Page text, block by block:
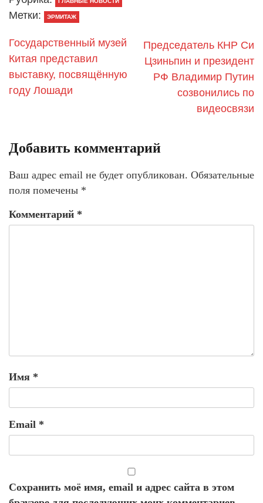
Метки: ЭРМИТАЖ
Государственный музей
Китая представил
выставку, посвящённую
году Лошади
Председатель КНР Си
Цзиньпин и президент
РФ Владимир Путин
созвонились по
видеосвязи
Добавить комментарий
Ваш адрес email не будет опубликован. Обязательные
поля помечены *
Комментарий *
Имя *
Email *
Сохранить моё имя, email и адрес сайта в этом